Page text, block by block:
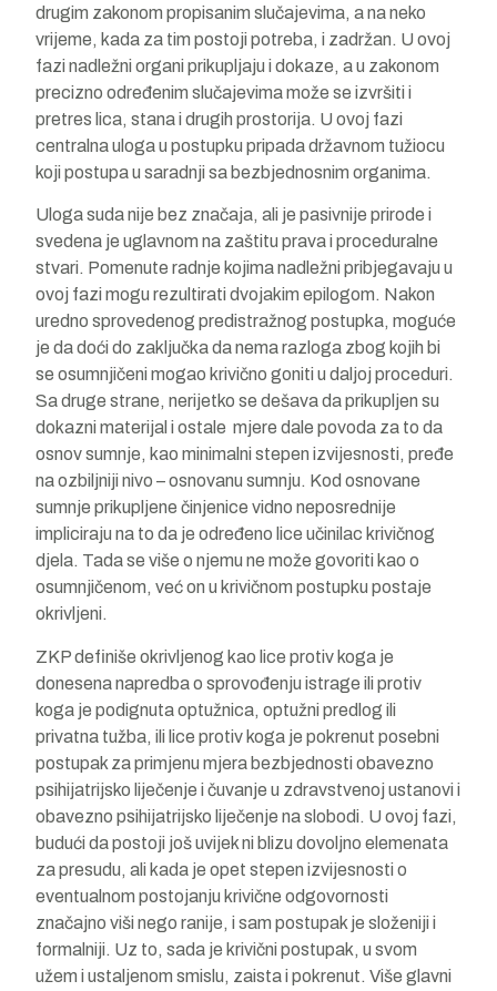
drugim zakonom propisanim slučajevima, a na neko
vrijeme, kada za tim postoji potreba, i zadržan. U ovoj
fazi nadležni organi prikupljaju i dokaze, a u zakonom
precizno određenim slučajevima može se izvršiti i
pretres lica, stana i drugih prostorija. U ovoj fazi
centralna uloga u postupku pripada državnom tužiocu
koji postupa u saradnji sa bezbjednosnim organima.
Uloga suda nije bez značaja, ali je pasivnije prirode i
svedena je uglavnom na zaštitu prava i proceduralne
stvari. Pomenute radnje kojima nadležni pribjegavaju u
ovoj fazi mogu rezultirati dvojakim epilogom. Nakon
uredno sprovedenog predistražnog postupka, moguće
je da doći do zaključka da nema razloga zbog kojih bi
se osumnjičeni mogao krivično goniti u daljoj proceduri.
Sa druge strane, nerijetko se dešava da prikupljen su
dokazni materijal i ostale mjere dale povoda za to da
osnov sumnje, kao minimalni stepen izvijesnosti, pređe
na ozbiljniji nivo – osnovanu sumnju. Kod osnovane
sumnje prikupljene činjenice vidno neposrednije
impliciraju na to da je određeno lice učinilac krivičnog
djela. Tada se više o njemu ne može govoriti kao o
osumnjičenom, već on u krivičnom postupku postaje
okrivljeni.
ZKP definiše okrivljenog kao lice protiv koga je
donesena napredba o sprovođenju istrage ili protiv
koga je podignuta optužnica, optužni predlog ili
privatna tužba, ili lice protiv koga je pokrenut posebni
postupak za primjenu mjera bezbjednosti obavezno
psihijatrijsko liječenje i čuvanje u zdravstvenoj ustanovi i
obavezno psihijatrijsko liječenje na slobodi. U ovoj fazi,
budući da postoji još uvijek ni blizu dovoljno elemenata
za presudu, ali kada je opet stepen izvijesnosti o
eventualnom postojanju krivične odgovornosti
značajno viši nego ranije, i sam postupak je složeniji i
formalniji. Uz to, sada je krivični postupak, u svom
užem i ustaljenom smislu, zaista i pokrenut. Više glavni